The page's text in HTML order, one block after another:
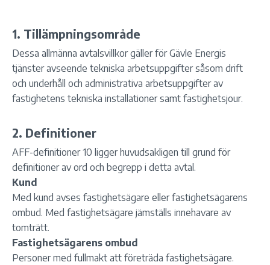
1. Tillämpningsområde
Dessa allmänna avtalsvillkor gäller för Gävle Energis
tjänster avseende tekniska arbetsuppgifter såsom drift
och underhåll och administrativa arbetsuppgifter av
fastighetens tekniska installationer samt fastighetsjour.
2. Definitioner
AFF-definitioner 10 ligger huvudsakligen till grund för
definitioner av ord och begrepp i detta avtal.
Kund
Med kund avses fastighetsägare eller fastighetsägarens
ombud. Med fastighetsägare jämställs innehavare av
tomträtt.
Fastighetsägarens ombud
Personer med fullmakt att företräda fastighetsägare.